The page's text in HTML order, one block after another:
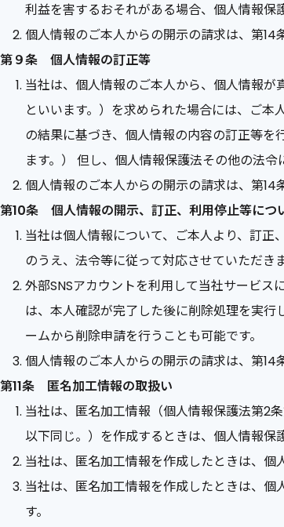
利益を害するおそれがある場合、個人情報保
個人情報のご本人からの開示の請求は、第14
第９条 個人情報の訂正等
当社は、個人情報のご本人から、個人情報が
といいます。）を求められた場合には、ご
の結果に基づき、個人情報の内容の訂正等
ます。） 但し、個人情報保護法その他の法
個人情報のご本人からの開示の請求は、第14
第10条 個人情報の開示、訂正、利用停止等につ
当社は個人情報について、ご本人より、訂
のうえ、法令等に従って対応させていただき
外部SNSアカウントを利用して当社サービ
は、本人確認が完了した後に削除処理を実
ームから削除申請を行うことも可能です。
個人情報のご本人からの開示の請求は、第14
第11条 匿名加工情報の取扱い
当社は、匿名加工情報（個人情報保護法第2
以下同じ。）を作成するときは、個人情報保
当社は、匿名加工情報を作成したときは、個
当社は、匿名加工情報を作成したときは、
す。